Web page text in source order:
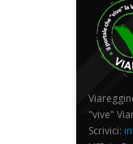
"vive"
Scrivici: